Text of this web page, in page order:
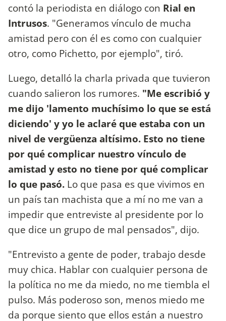
contó la periodista en diálogo con Rial en
Intrusos. "Generamos vínculo de mucha
amistad pero con él es como con cualquier
otro, como Pichetto, por ejemplo", tiró.
Luego, detalló la charla privada que tuvieron
cuando salieron los rumores. "Me escribió y
me dijo 'lamento muchísimo lo que se está
diciendo' y yo le aclaré que estaba con un
nivel de vergüenza altísimo. Esto no tiene
por qué complicar nuestro vínculo de
amistad y esto no tiene por qué complicar
lo que pasó. Lo que pasa es que vivimos en
un país tan machista que a mí no me van a
impedir que entreviste al presidente por lo
que dice un grupo de mal pensados", dijo.
"Entrevisto a gente de poder, trabajo desde
muy chica. Hablar con cualquier persona de
la política no me da miedo, no me tiembla el
pulso. Más poderoso son, menos miedo me
da porque siento que ellos están a nuestro